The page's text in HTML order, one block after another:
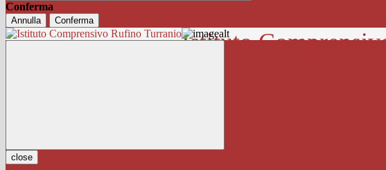
Conferma
Annulla Conferma
Istituto
close